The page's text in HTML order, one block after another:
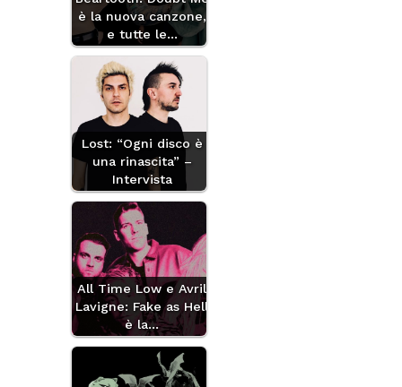
è la nuova canzone,
e tutte le…
Lost: “Ogni disco è
una rinascita” –
Intervista
All Time Low e Avril
Lavigne: Fake as Hell
è la…